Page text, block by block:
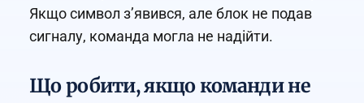
Якщо символ з’явився, але блок не подав
сигналу, команда могла не надійти.
Що робити, якщо команди не